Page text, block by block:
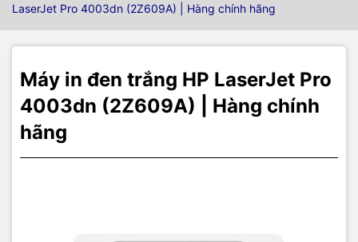
LaserJet Pro 4003dn (2Z609A) | Hàng chính hãng
Máy in đen trắng HP LaserJet Pro
4003dn (2Z609A) | Hàng chính
hãng
(2Z609A)
LaserJet Pro 4003dn (2Z609A) sẽ phù hợp với bất kỳ không gian
làm việc nào với kích thước nhỏ gọn, tốc độ in nhanh và ít phải bảo
dưỡng.